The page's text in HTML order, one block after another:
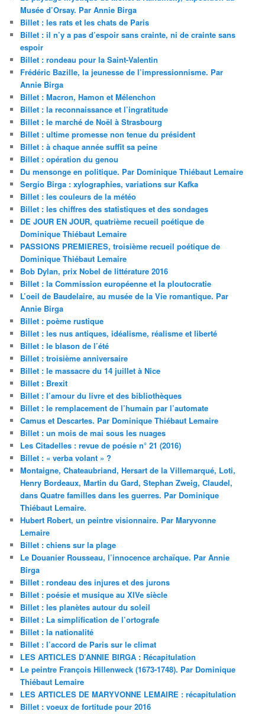
Musée d’Orsay. Par Annie Birga
Billet : les rats et les chats de Paris
Billet : il n’y a pas d’espoir sans crainte, ni de crainte sans
espoir
Billet : rondeau pour la Saint-Valentin
Frédéric Bazille, la jeunesse de l’impressionnisme. Par
Annie Birga
Billet : Macron, Hamon et Mélenchon
Billet : la reconnaissance et l’ingratitude
Billet : le marché de Noël à Strasbourg
Billet : ultime promesse non tenue du président
Billet : à chaque année suffit sa peine
Billet : opération du genou
Du mensonge en politique. Par Dominique Thiébaut Lemaire
Sergio Birga : xylographies, variations sur Kafka
Billet : les couleurs de la météo
Billet : les chiffres des statistiques et des sondages
DE JOUR EN JOUR, quatrième recueil poétique de
Dominique Thiébaut Lemaire
PASSIONS PREMIERES, troisième recueil poétique de
Dominique Thiébaut Lemaire
Bob Dylan, prix Nobel de littérature 2016
Billet : la Commission européenne et la ploutocratie
L’oeil de Baudelaire, au musée de la Vie romantique. Par
Annie Birga
Billet : poème rustique
Billet : les nus antiques, idéalisme, réalisme et liberté
Billet : le blason de l’été
Billet : troisième anniversaire
Billet : le massacre du 14 juillet à Nice
Billet : Brexit
Billet : l’amour du livre et des bibliothèques
Billet : le remplacement de l’humain par l’automate
Camus et Descartes. Par Dominique Thiébaut Lemaire
Billet : un mois de mai sous les nuages
Les Citadelles : revue de poésie n° 21 (2016)
Billet : « verba volant » ?
Montaigne, Chateaubriand, Hersart de la Villemarqué, Loti,
Henry Bordeaux, Martin du Gard, Stephan Zweig, Claudel,
dans Quatre familles dans les guerres. Par Dominique
Thiébaut Lemaire.
Hubert Robert, un peintre visionnaire. Par Maryvonne
Lemaire
Billet : chiens sur la plage
Le Douanier Rousseau, l’innocence archaïque. Par Annie
Birga
Billet : rondeau des injures et des jurons
Billet : poésie et musique au XIVe siècle
Billet : les planètes autour du soleil
Billet : La simplification de l’ortografe
Billet : la nationalité
Billet : l’accord de Paris sur le climat
LES ARTICLES D’ANNIE BIRGA : Récapitulation
Le peintre François Hillenweck (1673-1748). Par Dominique
Thiébaut Lemaire
LES ARTICLES DE MARYVONNE LEMAIRE : récapitulation
Billet : voeux de fortitude pour 2016